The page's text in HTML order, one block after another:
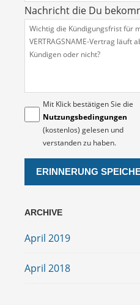
Nachricht die Du
Mit Klick bestätigen Sie die
Nutzungsbedingungen
(kostenlos) gelesen und
verstanden zu haben.
ARCHIVE
April 2019
April 2018